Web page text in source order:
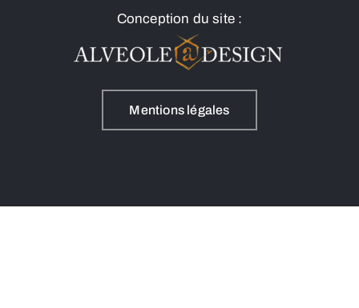
Conception du site :
Mentions légales